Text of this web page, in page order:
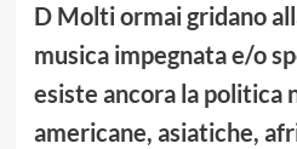
D Molti ormai gridano
musica impegnata e/o
esiste ancora la politica
americane, asiatiche,